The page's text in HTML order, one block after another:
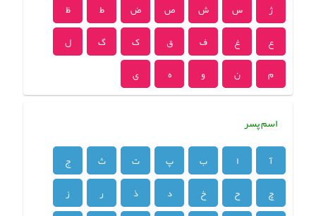
ژ
س ش ص ض ط
ظ
ع
غ ف ق ک گ
ل
م
ن و ه ی
اسم پسر
آ ا ب پ ت ث
ج
چ
ح خ د ذ ر
ز